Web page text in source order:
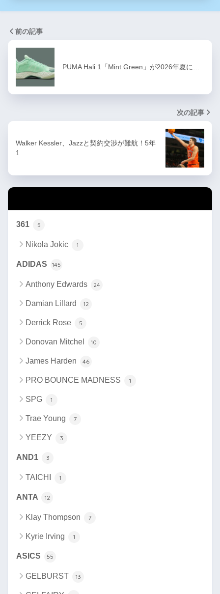
前の記事
PUMA Hali 1「Mint Green」が2026年夏に…
次の記事
Walker Kessler、Jazzと契約交渉が難航！5年
1…
361 5
Nikola Jokic 1
ADIDAS 145
Anthony Edwards 24
Damian Lillard 12
Derrick Rose 5
Donovan Mitchel 10
James Harden 46
PRO BOUNCE MADNESS 1
SPG 1
Trae Young 7
YEEZY 3
AND1 3
TAICHI 1
ANTA 12
Klay Thompson 7
Kyrie Irving 1
ASICS 55
GELBURST 13